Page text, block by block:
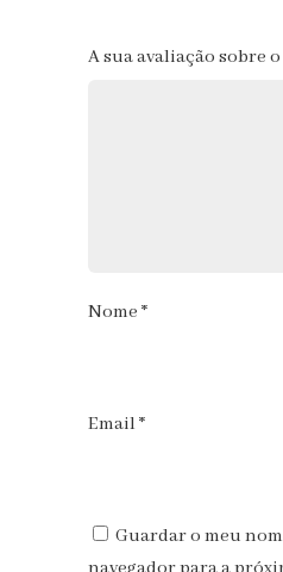
A sua avaliação sobre
Nome *
Email *
Guardar o meu